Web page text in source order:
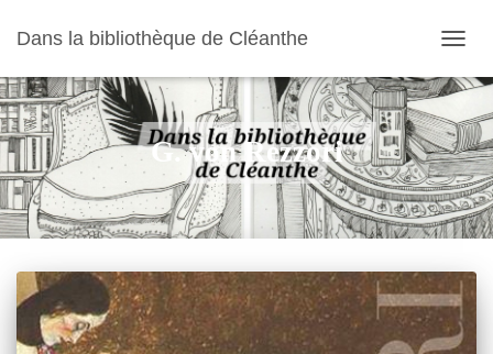
Dans la bibliothèque de Cléanthe
LA
G. von Rezzori